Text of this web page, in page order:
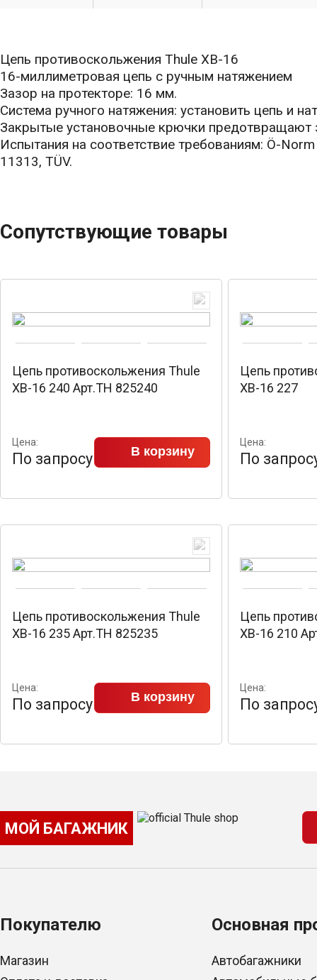
Цепь противоскольжения Thule XB-16
16-миллиметровая цепь с ручным натяжением
Зазор на протекторе: 16 мм.
Система ручного натяжения: установить цепь и
Закрытые установочные крючки предотвращают
Испытания на соответствие требованиям: Ö-
11313, TÜV.
Сопутствующие товары
Цепь противоскольжения Thule
XB-16 240 Арт.TH 825240
Цена:
По запросу В корзину
Цепь
XB-16 227
Цена:
По
Цепь противоскольжения Thule
XB-16 235 Арт.TH 825235
Цена:
По запросу В корзину
Цепь
XB-16 210
Цена:
По
МОЙ БАГАЖНИК
Покупателю
Магазин
Основная
Автобагажники